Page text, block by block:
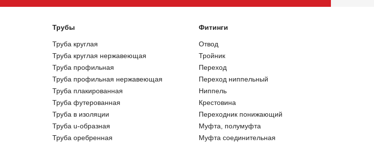
Трубы
Труба круглая
Труба круглая нержавеющая
Труба профильная
Труба профильная нержавеющая
Труба плакированная
Труба футерованная
Труба в изоляции
Труба u-образная
Труба оребренная
Фитинги
Отвод
Тройник
Переход
Переход ниппельный
Ниппель
Крестовина
Переходник понижающий
Муфта, полумуфта
Муфта соединительная